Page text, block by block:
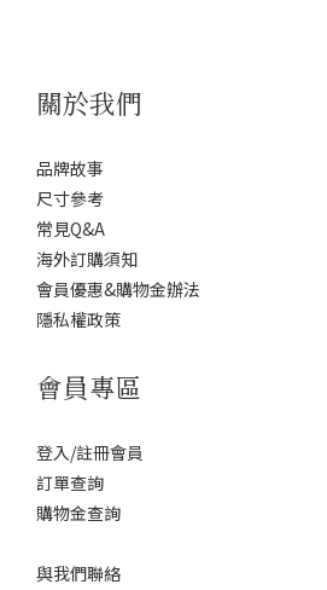
關於我們
品牌故事
尺寸參考
常見Q&A
海外訂購須知
會員優惠&購物金辦法
隱私權政策
會員專區
登入/註冊會員
訂單查詢
購物金查詢
與我們聯絡